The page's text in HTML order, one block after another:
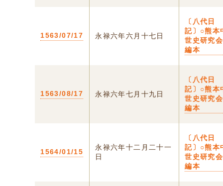
1563/07/17 永禄六年六月十七日
〔八代日
記〕○熊本
世史研究会
編本
1563/08/17 永禄六年七月十九日
〔八代日
記〕○熊本
世史研究会
編本
1564/01/15
永禄六年十二月二十一
日
〔八代日
記〕○熊本
世史研究会
編本